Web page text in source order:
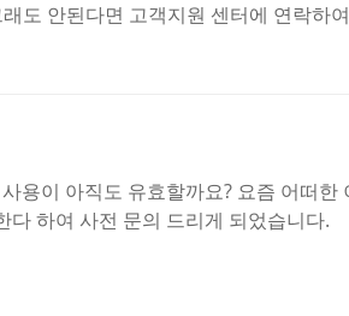
도 안된다면 고객지원 센터에 연락하
용이 아직도 유효할까요? 요즘 어떠한
다 하여 사전 문의 드리게 되었습니다.